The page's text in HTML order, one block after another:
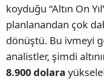
koyduğu “Altın On
planlanandan çok
dönüştü. Bu ivmeyi
analistler, şimdi
8.900 dolara